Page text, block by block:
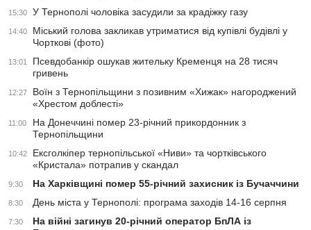
15:30 У Тернополі чоловіка засудили за крадіжку газу
14:40
Міський голова закликав утриматися від купівлі будівлі у
Чорткові (фото)
13:01
Псевдобанкір ошукав жительку Кременця на 28 тисяч
гривень
12:27
Воїн з Тернопільщини з позивним «Хижак» нагороджений
«Хрестом доблесті»
11:00
На Донеччині помер 23-річний прикордонник з
Тернопільщини
10:42
Ексголкіпер тернопільської «Ниви» та чортківського
«Кристала» потрапив у скандал
9:30 На Харківщині помер 55-річний захисник із Бучаччини
8:30 День міста у Тернополі: програма заходів 14-16 серпня
7:30
На війні загинув 20-річний оператор БпЛА із